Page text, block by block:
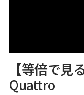
【等倍で見
Quattro